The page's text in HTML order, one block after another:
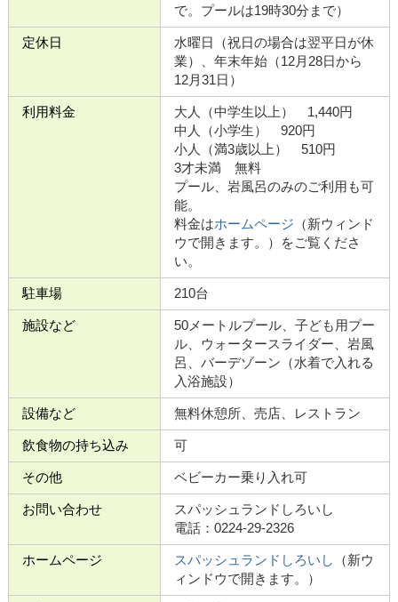
で。プールは19時30分まで）
定休日
水曜日（祝日の場合は翌平日が休
業）、年末年始（12月28日から
12月31日）
利用料金
大人（中学生以上） 1,440円
中人（小学生） 920円
小人（満3歳以上） 510円
3才未満 無料
プール、岩風呂のみのご利用も可
能。
料金はホームページ （新ウィンド
ウで開きます。）をご覧くださ
い。
駐車場 210台
施設など
50メートルプール、子ども用プー
ル、ウォータースライダー、岩風
呂、バーデゾーン（水着で入れる
入浴施設）
設備など 無料休憩所、売店、レストラン
飲食物の持ち込み 可
その他 ベビーカー乗り入れ可
お問い合わせ
スパッシュランドしろいし
電話：0224-29-2326
ホームページ スパッシュランドしろいし
（新ウ
ィンドウで開きます。）